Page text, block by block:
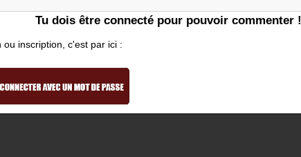
Tu dois être connecté pour pouvoir commenter !
ou inscription, c'est par ici :